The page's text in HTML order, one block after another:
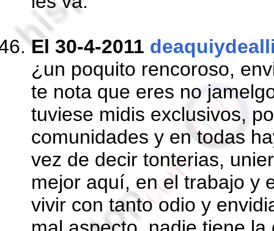
El 30-4-2011
¿un poquito rencoroso,
te nota que eres no
tuviese midis exclusivos,
comunidades y en todas
vez de decir tonterias,
mejor aquí, en el trabajo y
vivir con tanto odio y